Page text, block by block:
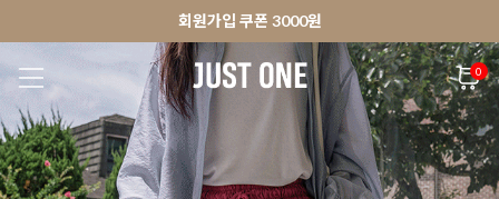
앱 다운로드 10% 할인쿠폰
🚀오늘출발상품 당일발송 배송중
회원가입 쿠폰 3000원
앱 다운로드 10% 할인쿠폰
0
NEW 7% BEST 🚀오늘출발 MADE . J 상의 팬츠